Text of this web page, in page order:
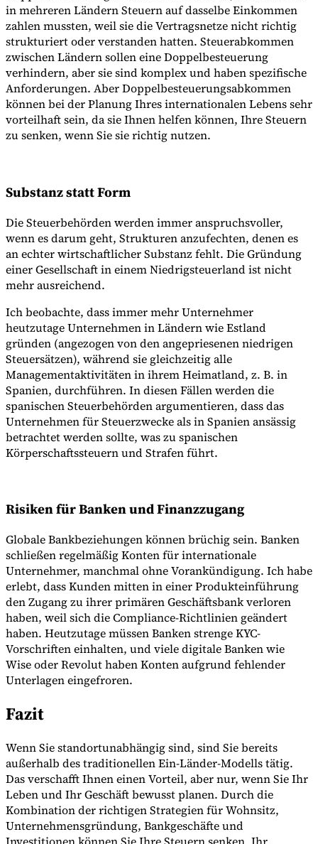
in mehreren Ländern Steuern auf dasselbe Einkommen
zahlen mussten, weil sie die Vertragsnetze nicht richtig
strukturiert oder verstanden hatten. Steuerabkommen
zwischen Ländern sollen eine Doppelbesteuerung
verhindern, aber sie sind komplex und haben spezifische
Anforderungen. Aber Doppelbesteuerungsabkommen
können bei der Planung Ihres internationalen Lebens sehr
vorteilhaft sein, da sie Ihnen helfen können, Ihre Steuern
zu senken, wenn Sie sie richtig nutzen.
Substanz statt Form
Die Steuerbehörden werden immer anspruchsvoller,
wenn es darum geht, Strukturen anzufechten, denen es
an echter wirtschaftlicher Substanz fehlt. Die Gründung
einer Gesellschaft in einem Niedrigsteuerland ist nicht
mehr ausreichend.
Ich beobachte, dass immer mehr Unternehmer
heutzutage Unternehmen in Ländern wie Estland
gründen (angezogen von den angepriesenen niedrigen
Steuersätzen), während sie gleichzeitig alle
Managementaktivitäten in ihrem Heimatland, z. B. in
Spanien, durchführen. In diesen Fällen werden die
spanischen Steuerbehörden argumentieren, dass das
Unternehmen für Steuerzwecke als in Spanien ansässig
betrachtet werden sollte, was zu spanischen
Körperschaftssteuern und Strafen führt.
Risiken für Banken und Finanzzugang
Globale Bankbeziehungen können brüchig sein. Banken
schließen regelmäßig Konten für internationale
Unternehmer, manchmal ohne Vorankündigung. Ich habe
erlebt, dass Kunden mitten in einer Produkteinführung
den Zugang zu ihrer primären Geschäftsbank verloren
haben, weil sich die Compliance-Richtlinien geändert
haben. Heutzutage müssen Banken strenge KYC-
Vorschriften einhalten, und viele digitale Banken wie
Wise oder Revolut haben Konten aufgrund fehlender
Unterlagen eingefroren.
Fazit
Wenn Sie standortunabhängig sind, sind Sie bereits
außerhalb des traditionellen Ein-Länder-Modells tätig.
Das verschafft Ihnen einen Vorteil, aber nur, wenn Sie Ihr
Leben und Ihr Geschäft bewusst planen. Durch die
Kombination der richtigen Strategien für Wohnsitz,
Unternehmensgründung, Bankgeschäfte und